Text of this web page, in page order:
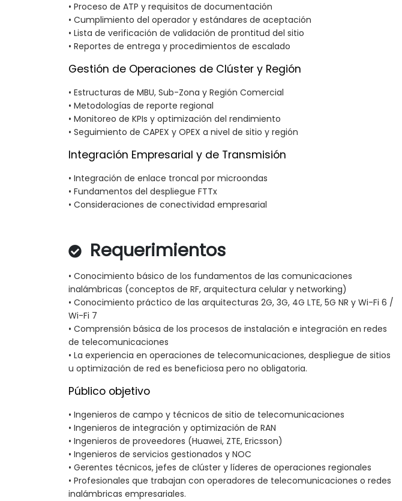
• Proceso de ATP y requisitos de documentación
• Cumplimiento del operador y estándares de aceptación
• Lista de verificación de validación de prontitud del sitio
• Reportes de entrega y procedimientos de escalado
Gestión de Operaciones de Clúster y Región
• Estructuras de MBU, Sub-Zona y Región Comercial
• Metodologías de reporte regional
• Monitoreo de KPIs y optimización del rendimiento
• Seguimiento de CAPEX y OPEX a nivel de sitio y región
Integración Empresarial y de Transmisión
• Integración de enlace troncal por microondas
• Fundamentos del despliegue FTTx
• Consideraciones de conectividad empresarial
Requerimientos
• Conocimiento básico de los fundamentos de las comunicaciones
inalámbricas (conceptos de RF, arquitectura celular y networking)
• Conocimiento práctico de las arquitecturas 2G, 3G, 4G LTE, 5G NR y Wi-Fi 6 /
Wi-Fi 7
• Comprensión básica de los procesos de instalación e integración en redes
de telecomunicaciones
• La experiencia en operaciones de telecomunicaciones, despliegue de sitios
u optimización de red es beneficiosa pero no obligatoria.
Público objetivo
• Ingenieros de campo y técnicos de sitio de telecomunicaciones
• Ingenieros de integración y optimización de RAN
• Ingenieros de proveedores (Huawei, ZTE, Ericsson)
• Ingenieros de servicios gestionados y NOC
• Gerentes técnicos, jefes de clúster y líderes de operaciones regionales
• Profesionales que trabajan con operadores de telecomunicaciones o redes
inalámbricas empresariales.